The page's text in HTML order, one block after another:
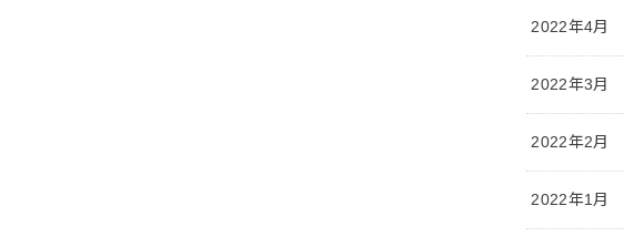
2022年4月
2022年3月
2022年2月
2022年1月